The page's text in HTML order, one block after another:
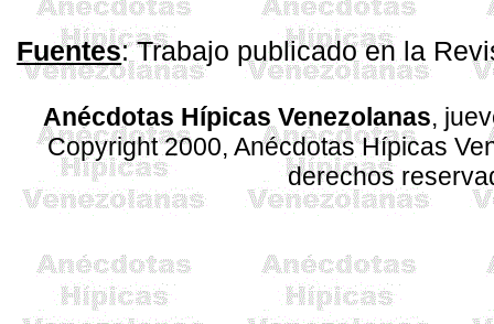
Fuentes:Trabajo publicado enla
Anécdotas Hípicas Venezolanas,
Copyright 2000, Anécdotas Hípicas
derechos